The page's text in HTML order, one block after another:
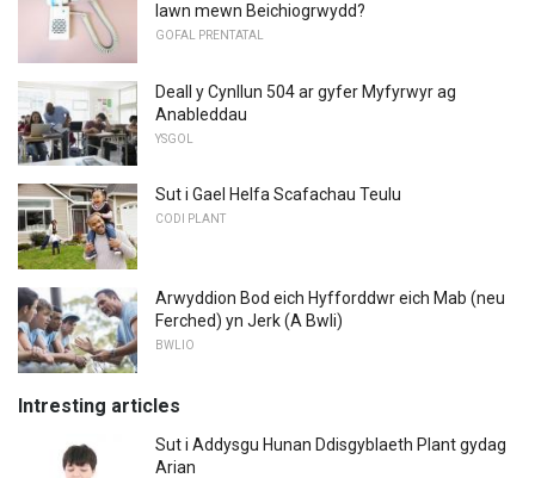
Iawn mewn Beichiogrwydd?
GOFAL PRENTATAL
Deall y Cynllun 504 ar gyfer Myfyrwyr ag
Anableddau
YSGOL
Sut i Gael Helfa Scafachau Teulu
CODI PLANT
Arwyddion Bod eich Hyfforddwr eich Mab (neu
Ferched) yn Jerk (A Bwli)
BWLIO
Intresting articles
Sut i Addysgu Hunan Ddisgyblaeth Plant gydag
Arian